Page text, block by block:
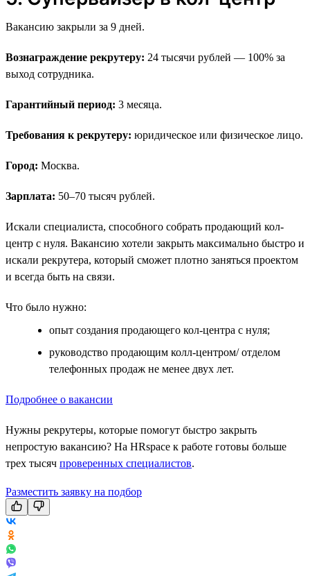
Вакансию закрыли за 9 дней.
Вознаграждение рекрутеру: 24 тысячи рублей — 100% за
выход сотрудника.
Гарантийный период: 3 месяца.
Требования к рекрутеру: юридическое или физическое лицо.
Город: Москва.
Зарплата: 50–70 тысяч рублей.
Искали специалиста, способного собрать продающий кол-
центр с нуля. Вакансию хотели закрыть максимально быстро и
искали рекрутера, который сможет плотно заняться проектом
и всегда быть на связи.
Что было нужно:
опыт создания продающего кол-центра с нуля;
руководство продающим колл-центром/ отделом
телефонных продаж не менее двух лет.
Подробнее о вакансии
Нужны рекрутеры, которые помогут быстро закрыть
непростую вакансию? На HRspace к работе готовы больше
трех тысяч проверенных специалистов.
Разместить заявку на подбор